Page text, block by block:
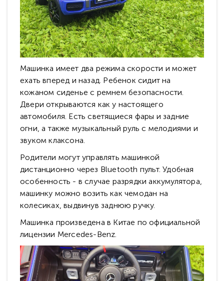
Машинка имеет два режима скорости и может
ехать вперед и назад. Ребенок сидит на
кожаном сиденье с ремнем безопасности.
Двери открываются как у настоящего
автомобиля. Есть светящиеся фары и задние
огни, а также музыкальный руль с мелодиями и
звуком клаксона.
Родители могут управлять машинкой
дистанционно через Bluetooth пульт. Удобная
особенность - в случае разрядки аккумулятора,
машинку можно возить как чемодан на
колесиках, выдвинув заднюю ручку.
Машинка произведена в Китае по официальной
лицензии Mercedes-Benz.